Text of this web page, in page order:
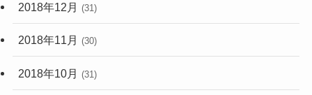
2018年12月 (31)
2018年11月 (30)
2018年10月 (31)